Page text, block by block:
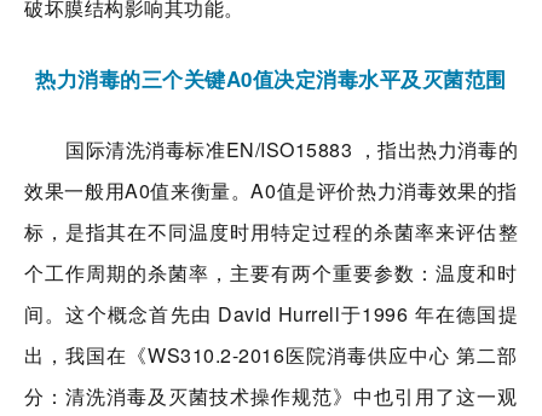
破坏膜结构影响其功能。
热力消毒的三个关键A0值决定消毒水平及灭菌范围
国际清洗消毒标准EN/ISO15883 ，指出热力消毒的
效果一般用A0值来衡量。A0值是评价热力消毒效果的指
标，是指其在不同温度时用特定过程的杀菌率来评估整
个工作周期的杀菌率，主要有两个重要参数：温度和时
间。这个概念首先由 David Hurrell于1996 年在德国提
出，我国在《WS310.2-2016医院消毒供应中心 第二部
分：清洗消毒及灭菌技术操作规范》中也引用了这一观